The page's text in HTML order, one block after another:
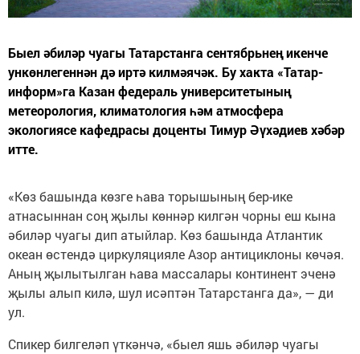
Быел әбиләр чуагы Татарстанга сентябрьнең икенче
ункөнлегеннән дә иртә килмәячәк. Бу хакта «Татар-
информ»га Казан федераль университетының
метеорология, климатология һәм атмосфера
экологиясе кафедрасы доценты Тимур Әүхәдиев хәбәр
итте.
«Көз башында көзге һава торышының бер-ике
атнасыннан соң җылы көннәр килгән чорны еш кына
әбиләр чуагы дип атыйлар. Көз башында Атлантик
океан өстендә циркуляцияле Азор антициклоны көчәя.
Аның җылытылган һава массалары континент эченә
җылы алып килә, шул исәптән Татарстанга да», — ди
ул.
Спикер билгеләп үткәнчә, «быел яшь әбиләр чуагы